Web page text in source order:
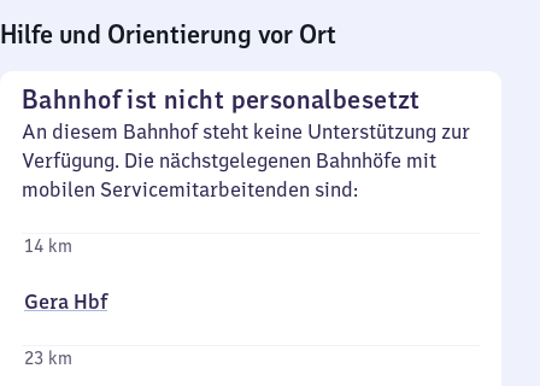
Hilfe und Orientierung vor Ort
Bahnhof ist nicht personalbesetzt
An diesem Bahnhof steht keine Unterstützung zur
Verfügung. Die nächstgelegenen Bahnhöfe mit
mobilen Servicemitarbeitenden sind:
14 km
Gera Hbf
23 km